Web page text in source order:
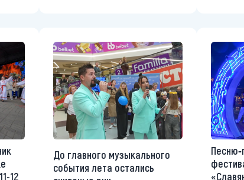
12
До главного музыкального
события лета остались